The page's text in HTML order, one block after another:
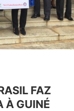
FAZ
À GUINÉ